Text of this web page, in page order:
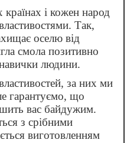
і кожен народ
Так,
оселю від
смола позитивно
людини.
за них ми
гарантуємо, що
вас байдужим.
з срібними
виготовленням